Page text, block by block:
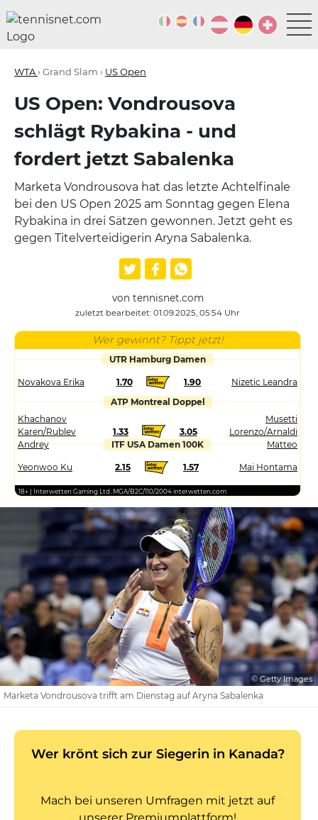
WTA› Grand Slam › US Open
US Open: Vondrousova
schlägt Rybakina - und
fordert jetzt Sabalenka
Marketa Vondrousova hat das letzte Achtelfinale
bei den US Open 2025 am Sonntag gegen Elena
Rybakina in drei Sätzen gewonnen. Jetzt geht es
gegen Titelverteidigerin Aryna Sabalenka.
von tennisnet.com
zuletzt bearbeitet: 01.09.2025, 05:54 Uhr
Wer gewinnt? Tippt jetzt!
UTR Hamburg Damen
Novakova Erika 1.70 1.90
Nizetic Leandra
ATP Montreal Doppel
Khachanov
Karen/Rublev
Andrey
1.33 3.05
Musetti
Lorenzo/Arnaldi
Matteo
ITF USA Damen 100K
Yeonwoo Ku 2.15 1.57 Mai Hontama
18+ | Interwetten Gaming Ltd. MGA/B2C/110/2004 interwetten.com
© Getty Images
Marketa Vondrousova trifft am Dienstag auf Aryna Sabalenka